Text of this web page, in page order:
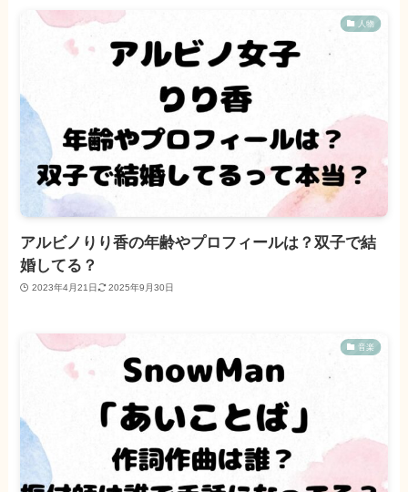
人物
アルビノりり香の年齢やプロフィールは？双子で結
婚してる？
2023年4月21日 2025年9月30日
音楽